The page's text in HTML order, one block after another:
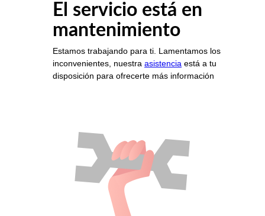
El servicio está en
mantenimiento
Estamos trabajando para ti. Lamentamos los
inconvenientes, nuestra asistencia está a tu
disposición para ofrecerte más información